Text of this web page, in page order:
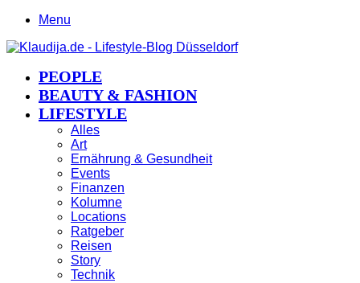
Menu
PEOPLE
BEAUTY & FASHION
LIFESTYLE
Alles
Art
Ernährung & Gesundheit
Events
Finanzen
Kolumne
Locations
Ratgeber
Reisen
Story
Technik